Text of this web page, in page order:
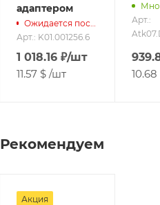
адаптером
Ожидается поступление
Арт.: K01.001256.6
1 018.16 ₽/шт
11.57 $ /шт
Арт.:
10.68
Рекомендуем
Акция